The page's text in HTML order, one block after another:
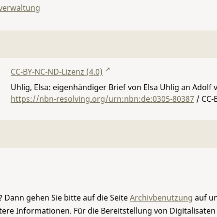
CC-BY-NC-ND-Lizenz (4.0)
Uhlig, Elsa: eigenhändiger Brief von Elsa Uhlig an Adolf
https://nbn-resolving.org/urn:nbn:de:0305-80387 / CC-
gehen Sie bitte auf die SeiteArchivbenutzung auf
Informationen. Für die Bereitstellung von